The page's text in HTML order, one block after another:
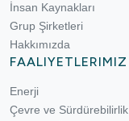
İnsan Kaynakları
Grup Şirketleri
Hakkımızda
FAALIYETLERIMIZ
Enerji
Çevre ve Sürdürebilirlik